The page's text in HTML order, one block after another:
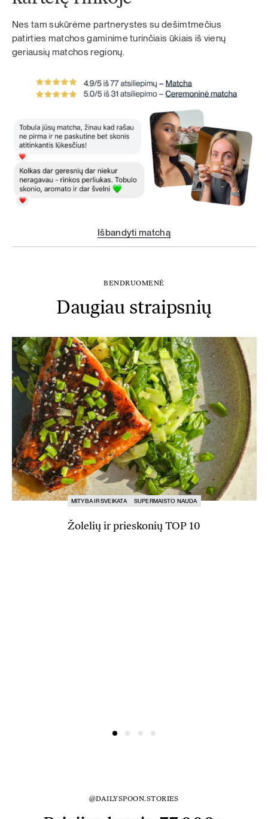
Nes tam sukūrėme partnerystes su dešimtmečius
patirties matchos gaminime turinčiais ūkiais iš vienų
geriausių matchos regionų.
Išbandyti matchą
BENDRUOMENĖ
Daugiau straipsnių
MITYBA IR SVEIKATA SUPERMAISTO NAUDA
Žolelių ir prieskonių TOP 10
@DAILYSPOON.STORIES